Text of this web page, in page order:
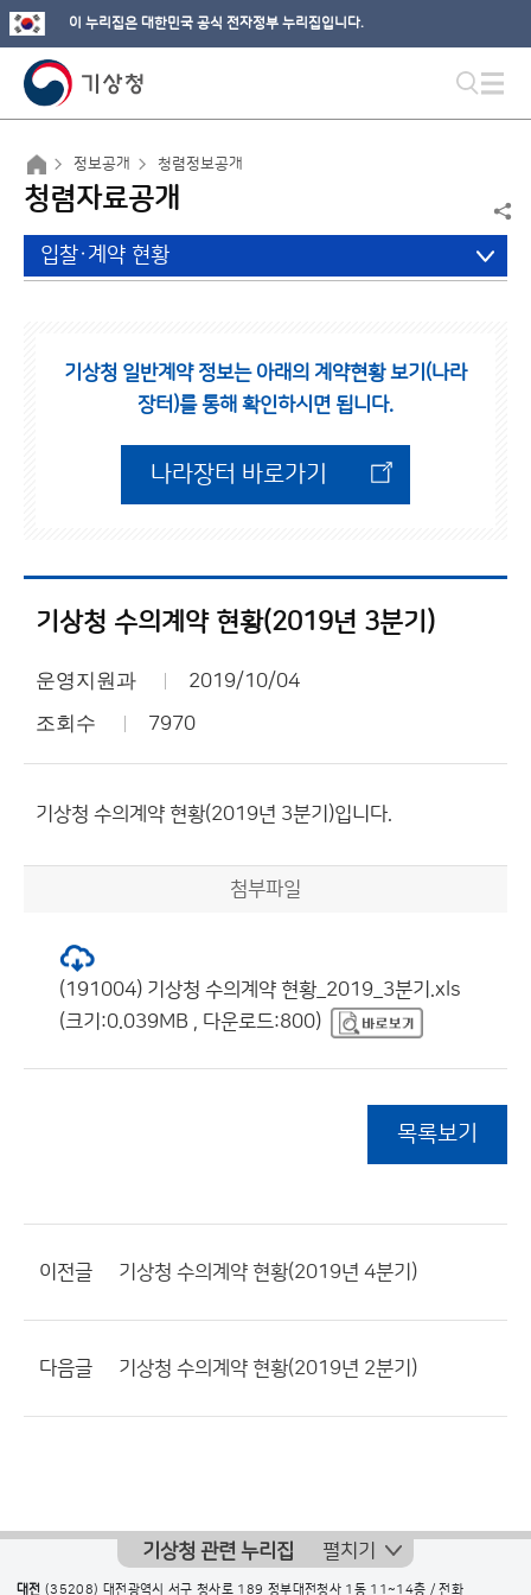
이 누리집은 대한민국 공식 전자정부 누리집입니다.
정보공개 청렴정보공개
청렴자료공개
입찰·계약 현황
기상청 일반계약 정보는 아래의 계약현황 보기(나라
장터)를 통해 확인하시면 됩니다.
나라장터 바로가기
기상청 수의계약 현황(2019년 3분기)
운영지원과 2019/10/04
조회수 7970
기상청 수의계약 현황(2019년 3분기)입니다.
첨부파일
(191004) 기상청 수의계약 현황_2019_3분기.xls
(크기:0.039MB , 다운로드:800)
목록보기
이전글 기상청 수의계약 현황(2019년 4분기)
다음글 기상청 수의계약 현황(2019년 2분기)
기상청 관련 누리집 펼치기
대전 (35208) 대전광역시 서구 청사로 189 정부대전청사 1동 11~14층 / 전화